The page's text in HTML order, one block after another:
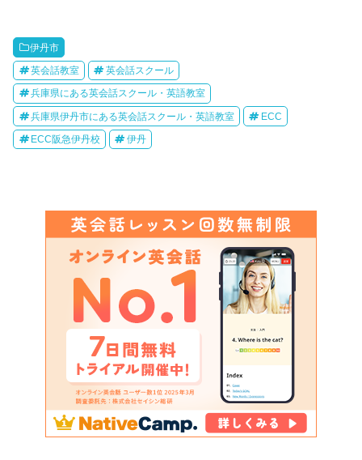
伊丹市
英会話教室 英会話スクール
兵庫県にある英会話スクール・英語教室
兵庫県伊丹市にある英会話スクール・英語教室 ECC
ECC阪急伊丹校 伊丹